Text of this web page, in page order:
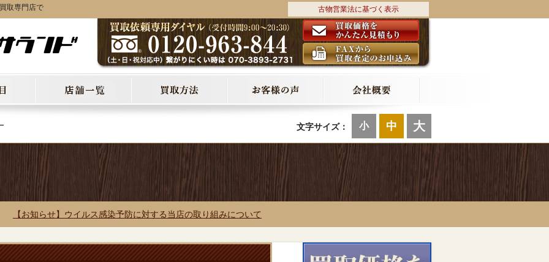
取専門店で 古物営業法に基づく表示
文字サイズ： 小 中 大
【お知らせ】ウイルス感染予防に対する当店の取り組みについて